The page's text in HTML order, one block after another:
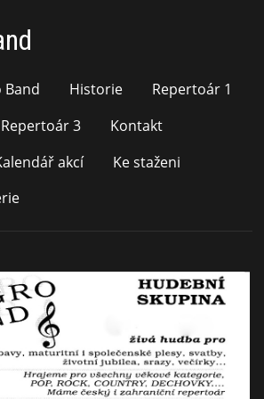
Band Historie
Repertoár 1
Repertoár 3
Kontakt
akcí
Ke staženi